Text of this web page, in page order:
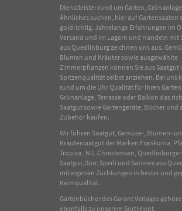
Dienstleister rund um Garten,
Ähnliches suchen, hier auf Gartensaaten
goldrichtig. Jahrelange Erfahrungen im
Versand und im Lagern und Handeln mit
aus Quedlinburg zeichnen uns aus.
Blumen und Kräuter sowie ausgewählte
Zimmerpflanzen können Sie aus Saatgut
Spitzenqualität selbst anziehen. Bei uns
rund um die Uhr Qualität für Ihren Garten,
Grünanlage, Terrasse oder Balkon das
Saatgut sowie Gartengeräte, Bücher und
Zubehör kaufen.
Wir führen Saatgut, Gemüse-, Blumen-
Kräutersaatgut der Marken Frankonia,
Tropica, N.L.Chrestensen, Quedlinburger
Saatgut,Dürr, Sperli und Satimex aus
mit eigenen Züchtungen in bester und
Keimqualität.
Gartenbücher des Garant Verlages
ebenfalls zu unserem Sortiment.